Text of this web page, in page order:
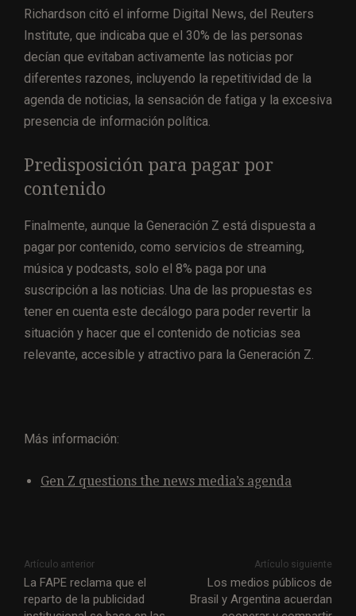
Richardson citó el informe Digital News, del Reuters
Institute, que indicaba que el 30% de las personas
decían que evitaban activamente las noticias por
diferentes razones, incluyendo la repetitividad de la
agenda de noticias, la sensación de fatiga y la excesiva
presencia de información política.
Predisposición para pagar por
contenido
Finalmente, aunque la Generación Z está dispuesta a
pagar por contenido, como servicios de streaming,
música y podcasts, solo el 8% paga por una
suscripción a las noticias. Una de las propuestas es
tener en cuenta este decálogo para poder revertir la
situación y hacer que el contenido de noticias sea
relevante, accesible y atractivo para la Generación Z.
Más información:
Gen Z questions the news media’s agenda
Artículo anterior
La FAPE reclama que el
reparto de la publicidad
Artículo siguiente
Los medios públicos de
Brasil y Argentina acuerdan